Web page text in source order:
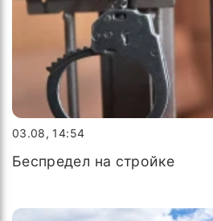
03.08, 14:54
Беспредел на стройке